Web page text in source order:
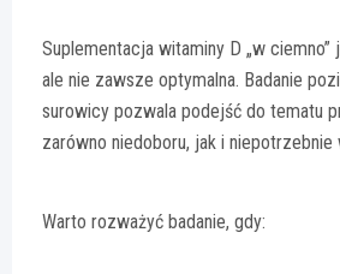
Suplementacja witaminy D „w ciemno”
ale nie zawsze optymalna. Badanie
surowicy pozwala podejść do tematu
zarówno niedoboru, jak i niepotrzebnie
Warto rozważyć badanie, gdy: